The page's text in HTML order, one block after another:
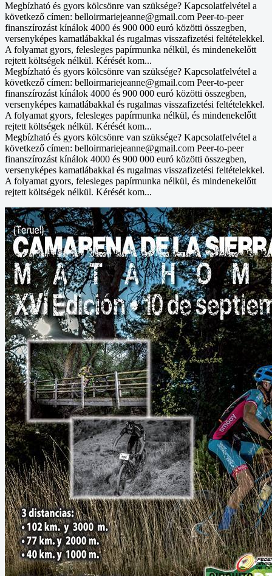
Megbízható és gyors kölcsönre van szüksége? Kapcsolatfelvétel a
következő címen: belloirmariejeanne@gmail.com Peer-to-peer
finanszírozást kínálok 4000 és 900 000 euró közötti összegben,
versenyképes kamatlábakkal és rugalmas visszafizetési feltételekkel.
A folyamat gyors, felesleges papírmunka nélkül, és mindenekelőtt
rejtett költségek nélkül. Kérését kom...
Megbízható és gyors kölcsönre van szüksége? Kapcsolatfelvétel a
következő címen: belloirmariejeanne@gmail.com Peer-to-peer
finanszírozást kínálok 4000 és 900 000 euró közötti összegben,
versenyképes kamatlábakkal és rugalmas visszafizetési feltételekkel.
A folyamat gyors, felesleges papírmunka nélkül, és mindenekelőtt
rejtett költségek nélkül. Kérését kom...
Megbízható és gyors kölcsönre van szüksége? Kapcsolatfelvétel a
következő címen: belloirmariejeanne@gmail.com Peer-to-peer
finanszírozást kínálok 4000 és 900 000 euró közötti összegben,
versenyképes kamatlábakkal és rugalmas visszafizetési feltételekkel.
A folyamat gyors, felesleges papírmunka nélkül, és mindenekelőtt
rejtett költségek nélkül. Kérését kom...